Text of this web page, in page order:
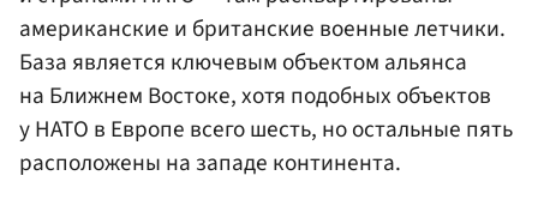
американские и британские военные летчики.
База является ключевым объектом альянса
на Ближнем Востоке, хотя подобных объектов
у НАТО в Европе всего шесть, но остальные пять
расположены на западе континента.